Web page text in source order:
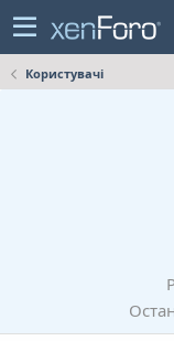
Користувачі